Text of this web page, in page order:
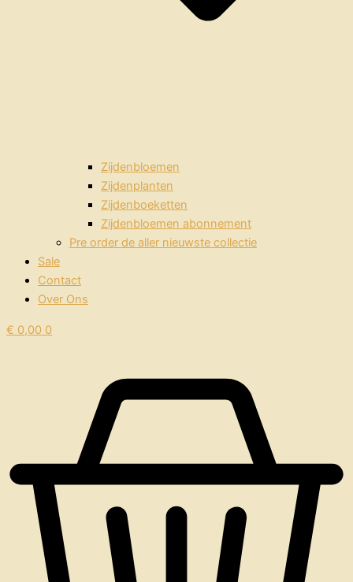
Zijdenbloemen
Zijdenplanten
Zijdenboeketten
Zijdenbloemen abonnement
Pre order de aller nieuwste collectie
Sale
Contact
Over Ons
€ 0,00 0